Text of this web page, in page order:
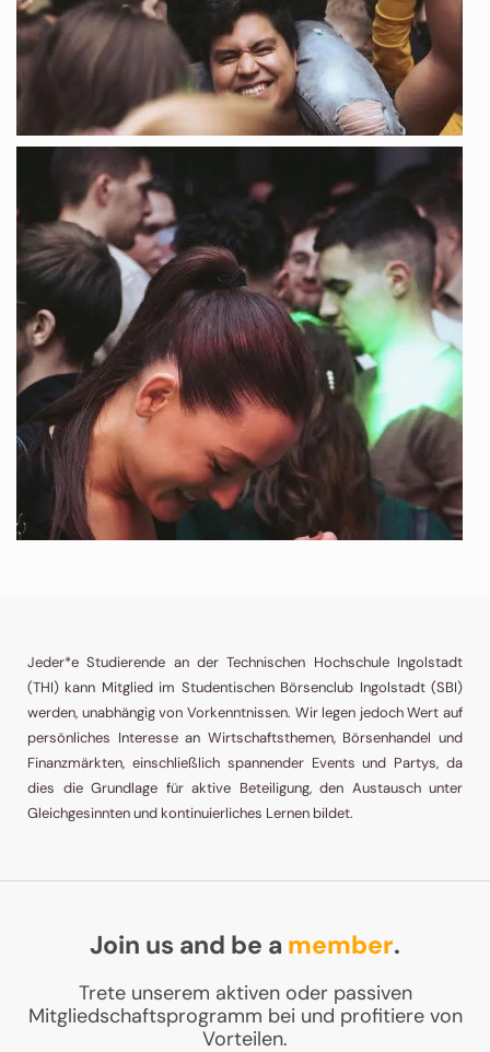
Jeder*e Studierende an der Technischen Hochschule Ingolstadt
(THI) kann Mitglied im Studentischen Börsenclub Ingolstadt (SBI)
werden, unabhängig von Vorkenntnissen. Wir legen jedoch Wert auf
persönliches Interesse an Wirtschaftsthemen, Börsenhandel und
Finanzmärkten, einschließlich spannender Events und Partys, da
dies die Grundlage für aktive Beteiligung, den Austausch unter
Gleichgesinnten und kontinuierliches Lernen bildet.
Join us and be a member.
Trete unserem aktiven oder passiven
Mitgliedschaftsprogramm bei und profitiere von
Vorteilen.